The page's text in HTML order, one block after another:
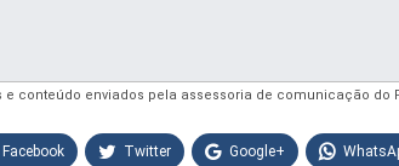
e conteúdo enviados pela assessoria de comunicação do
Facebook Twitter Google+